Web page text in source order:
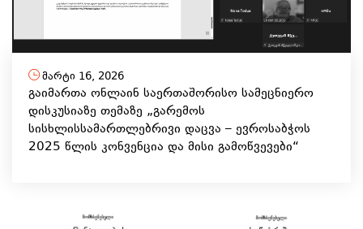
მარტი 16, 2026
გაიმართა ონლაინ საერთაშორისო სამეცნიერო
დისკუსიაზე თემაზე „გარემოს
სისხლისსამართლებრივი დაცვა – ევროსაბჭოს
2025 წლის კონვენცია და მისი გამოწვევები“